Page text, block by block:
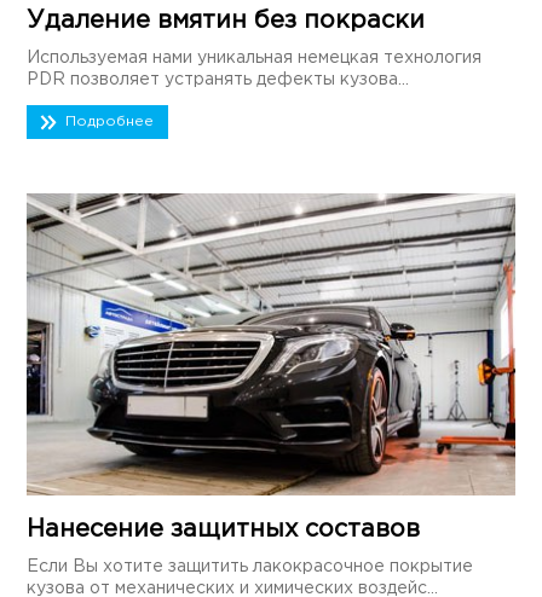
Удаление вмятин без покраски
Используемая нами уникальная немецкая технология
PDR позволяет устранять дефекты кузова...
Подробнее
Нанесение защитных составов
Если Вы хотите защитить лакокрасочное покрытие
кузова от механических и химических воздейс...